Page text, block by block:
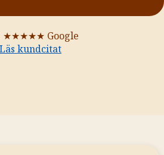
★★★★★ Google
Läs kundcitat